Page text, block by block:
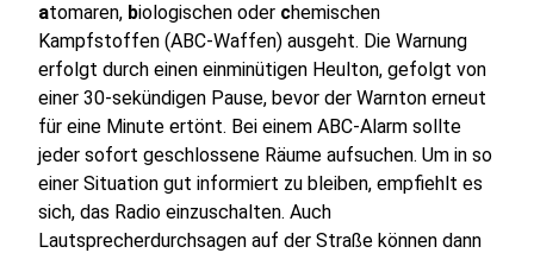
atomaren, biologischen oder chemischen
Kampfstoffen (ABC-Waffen) ausgeht. Die Warnung
erfolgt durch einen einminütigen Heulton, gefolgt von
einer 30-sekündigen Pause, bevor der Warnton erneut
für eine Minute ertönt. Bei einem ABC-Alarm sollte
jeder sofort geschlossene Räume aufsuchen. Um in so
einer Situation gut informiert zu bleiben, empfiehlt es
sich, das Radio einzuschalten. Auch
Lautsprecherdurchsagen auf der Straße können dann